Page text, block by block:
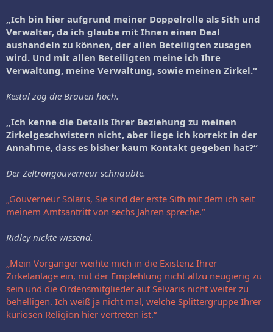
„Ich bin hier aufgrund meiner Doppelrolle als Sith und
Verwalter, da ich glaube mit Ihnen einen Deal
aushandeln zu können, der allen Beteiligten zusagen
wird. Und mit allen Beteiligten meine ich Ihre
Verwaltung, meine Verwaltung, sowie meinen Zirkel.“
Kestal zog die Brauen hoch.
„Ich kenne die Details Ihrer Beziehung zu meinen
Zirkelgeschwistern nicht, aber liege ich korrekt in der
Annahme, dass es bisher kaum Kontakt gegeben hat?“
Der Zeltrongouverneur schnaubte.
„Gouverneur Solaris, Sie sind der erste Sith mit dem ich seit
meinem Amtsantritt von sechs Jahren spreche.“
Ridley nickte wissend.
„Mein Vorgänger weihte mich in die Existenz Ihrer
Zirkelanlage ein, mit der Empfehlung nicht allzu neugierig zu
sein und die Ordensmitglieder auf Selvaris nicht weiter zu
behelligen. Ich weiß ja nicht mal, welche Splittergruppe Ihrer
kuriosen Religion hier vertreten ist.“